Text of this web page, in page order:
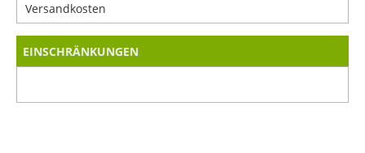
Versandkosten
EINSCHRÄNKUNGEN